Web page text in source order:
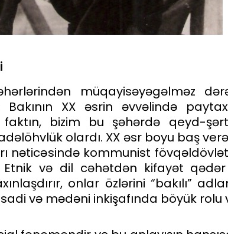
müqayisəyəgəlməz
XX əsrin əvvəlində
bizim bu şəhərdə qeyd-
olardı. XX əsr boyu baş
nəticəsində kommunist
Etnik və dil cəhətdən kifayət
onlar özlərini “bakılı”
və mədəni inkişafında böyük rolu